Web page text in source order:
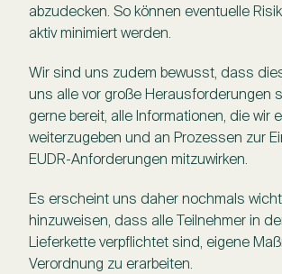
abzudecken. So können eventuelle
aktiv minimiert werden.
Wir sind uns zudem bewusst, dass
uns alle vor große Herausforderungen
gerne bereit, alle Informationen, die wir
weiterzugeben und an Prozessen zur
EUDR-Anforderungen mitzuwirken.
Es erscheint uns daher nochmals
hinzuweisen, dass alle Teilnehmer in
Lieferkette verpflichtet sind, eigene
Verordnung zu erarbeiten.